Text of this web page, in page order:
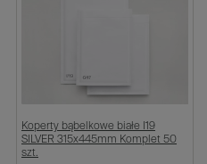
Koperty bąbelkowe białe I19
SILVER 315x445mm Komplet 50
szt.